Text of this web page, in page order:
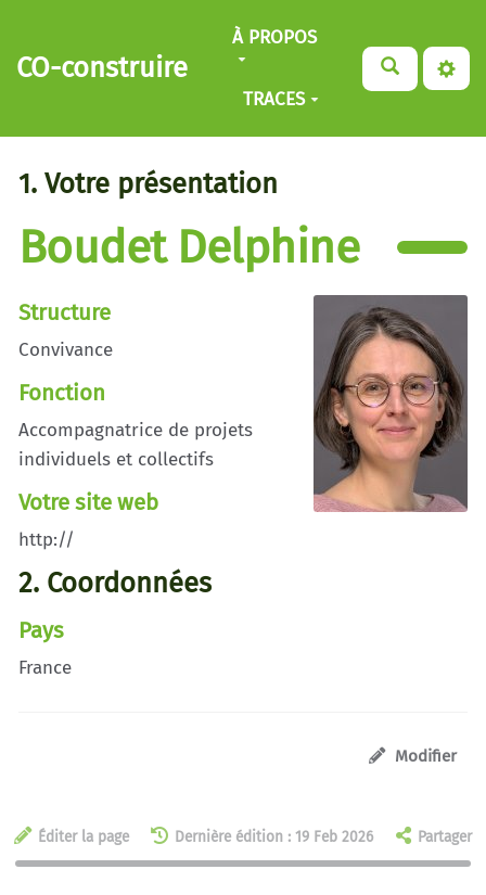
Aller au contenu principal
CO-construire
À PROPOS
TRACES
1. Votre présentation
Boudet Delphine
Structure
Convivance
Fonction
Accompagnatrice de projets
individuels et collectifs
Votre site web
http://
2. Coordonnées
Pays
France
Modifier
Éditer la page Dernière édition : 19 Feb 2026 Partager